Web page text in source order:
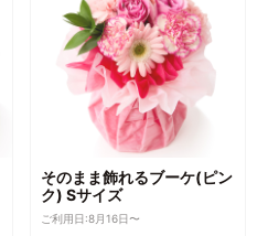
そのまま飾れるブーケ(ピン
ク) Sサイズ
ご利用日:8月16日〜